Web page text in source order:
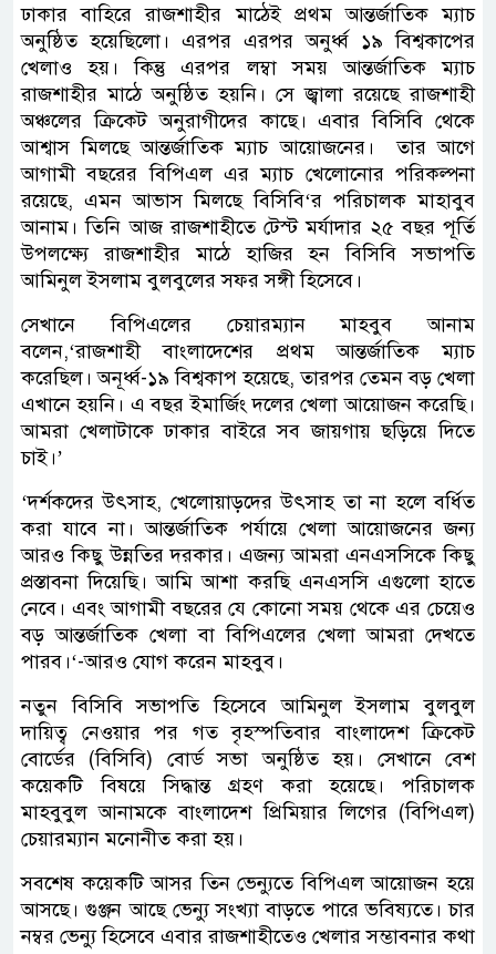
ঢাকার বাহিরে রাজশাহীর মাঠেই প্রথম আন্তর্জাতিক ম্যাচ
অনুষ্ঠিত হয়েছিলো। এরপর এরপর অনুর্ধ্ব ১৯ বিশ্বকাপের
খেলাও হয়। কিন্তু এরপর লম্বা সময় আন্তর্জাতিক ম্যাচ
রাজশাহীর মাঠে অনুষ্ঠিত হয়নি। সে জ্বালা রয়েছে রাজশাহী
অঞ্চলের ক্রিকেট অনুরাগীদের কাছে। এবার বিসিবি থেকে
আশ্বাস মিলছে আন্তর্জাতিক ম্যাচ আয়োজনের। তার আগে
আগামী বছরের বিপিএল এর ম্যাচ খেলোনোর পরিকল্পনা
রয়েছে, এমন আভাস মিলছে বিসিবি‘র পরিচালক মাহাবুব
আনাম। তিনি আজ রাজশাহীতে টেস্ট মর্যাদার ২৫ বছর পূর্তি
উপলক্ষ্যে রাজশাহীর মাঠে হাজির হন বিসিবি সভাপতি
আমিনুল ইসলাম বুলবুলের সফর সঙ্গী হিসেবে।
সেখানে বিপিএলের চেয়ারম্যান মাহবুব আনাম
বলেন,‘রাজশাহী বাংলাদেশের প্রথম আন্তর্জাতিক ম্যাচ
করেছিল। অনূর্ধ্ব-১৯ বিশ্বকাপ হয়েছে, তারপর তেমন বড় খেলা
এখানে হয়নি। এ বছর ইমার্জিং দলের খেলা আয়োজন করেছি।
আমরা খেলাটাকে ঢাকার বাইরে সব জায়গায় ছড়িয়ে দিতে
চাই।’
‘দর্শকদের উৎসাহ, খেলোয়াড়দের উৎসাহ তা না হলে বর্ধিত
করা যাবে না। আন্তর্জাতিক পর্যায়ে খেলা আয়োজনের জন্য
আরও কিছু উন্নতির দরকার। এজন্য আমরা এনএসসিকে কিছু
প্রস্তাবনা দিয়েছি। আমি আশা করছি এনএসসি এগুলো হাতে
নেবে। এবং আগামী বছরের যে কোনো সময় থেকে এর চেয়েও
বড় আন্তর্জাতিক খেলা বা বিপিএলের খেলা আমরা দেখতে
পারব।‘-আরও যোগ করেন মাহবুব।
নতুন বিসিবি সভাপতি হিসেবে আমিনুল ইসলাম বুলবুল
দায়িত্ব নেওয়ার পর গত বৃহস্পতিবার বাংলাদেশ ক্রিকেট
বোর্ডের (বিসিবি) বোর্ড সভা অনুষ্ঠিত হয়। সেখানে বেশ
কয়েকটি বিষয়ে সিদ্ধান্ত গ্রহণ করা হয়েছে। পরিচালক
মাহবুবুল আনামকে বাংলাদেশ প্রিমিয়ার লিগের (বিপিএল)
চেয়ারম্যান মনোনীত করা হয়।
সবশেষ কয়েকটি আসর তিন ভেন্যুতে বিপিএল আয়োজন হয়ে
আসছে। গুঞ্জন আছে ভেন্যু সংখ্যা বাড়তে পারে ভবিষ্যতে। চার
নম্বর ভেন্যু হিসেবে এবার রাজশাহীতেও খেলার সম্ভাবনার কথা